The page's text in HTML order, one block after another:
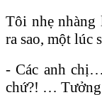
Tôi nhẹ nhàng
ra sao, một lúc
- Các anh
chứ?! …